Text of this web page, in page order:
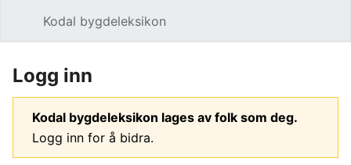
Kodal bygdeleksikon
Logg inn
Kodal bygdeleksikon lages av folk som deg.
Logg inn for å bidra.